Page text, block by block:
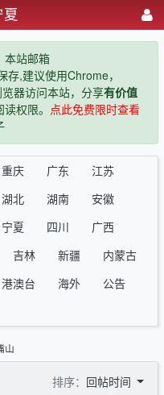
夏
本站邮箱
,建议使用Chrome，
器访问本站，分享有价值
权限。 点此免费限时查看
重庆 广东
江苏
湖北 湖南
安徽
宁夏 四川
广西
吉林 新疆
内蒙古
港澳台 海外
公告
山
排序： 回帖时间